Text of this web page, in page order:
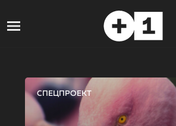
СПЕЦПРОЕКТ